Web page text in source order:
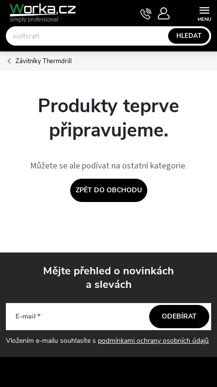
Přejít
obsah
HLEDAT
NÁKUPNÍ
KOŠÍK
Závitníky Thermdrill
Produkty teprve
připravujeme.
Můžete se ale podívat na ostatní kategorie.
ZPĚT DO OBCHODU
p
Mějte přehled o novinkách
a slevách
E-mail
Vložením e-mailu souhlasíte s podmínkami ochrany osobních údajů
ODEBÍRAT